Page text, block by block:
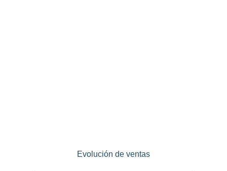
Evolución de ventas